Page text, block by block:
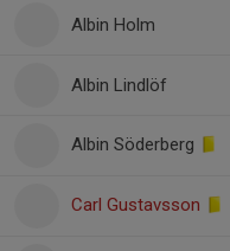
Albin Holm
Albin Lindlöf
Albin Söderberg
Carl Gustavsson